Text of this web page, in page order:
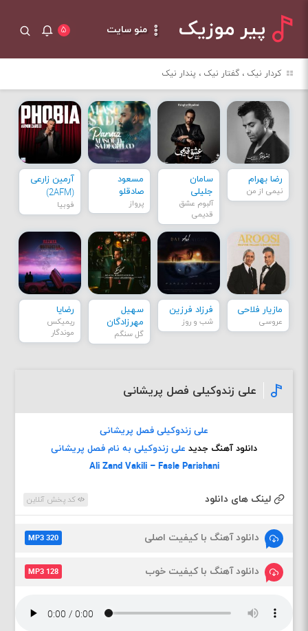
پیر موزیک منو سایت ۵
کردار نیک ، گفتار نیک ، پندار نیک
رضا بهرام
نیمی از من
سامان
جلیلی
آلبوم عشق
قدیمی
مسعود
صادقلو
پرواز
آرمین زارعی
(2AFM)
فوبیا
مازیار فلاحی
عروسی
فرزاد فرزین
شب و روز
سهیل
مهرزادگان
گل سنگم
رضایا
ریمیکس
موندگار
علی زندوکیلی فصل پریشانی
علی زندوکیلی فصل پریشانی
دانلود آهنگ جدید علی زندوکیلی به نام فصل پریشانی
Ali Zand Vakili – Fasle Parishani
لینک های دانلود کد پخش آنلاین
دانلود آهنگ با کیفیت اصلی MP3 320
دانلود آهنگ با کیفیت خوب MP3 128